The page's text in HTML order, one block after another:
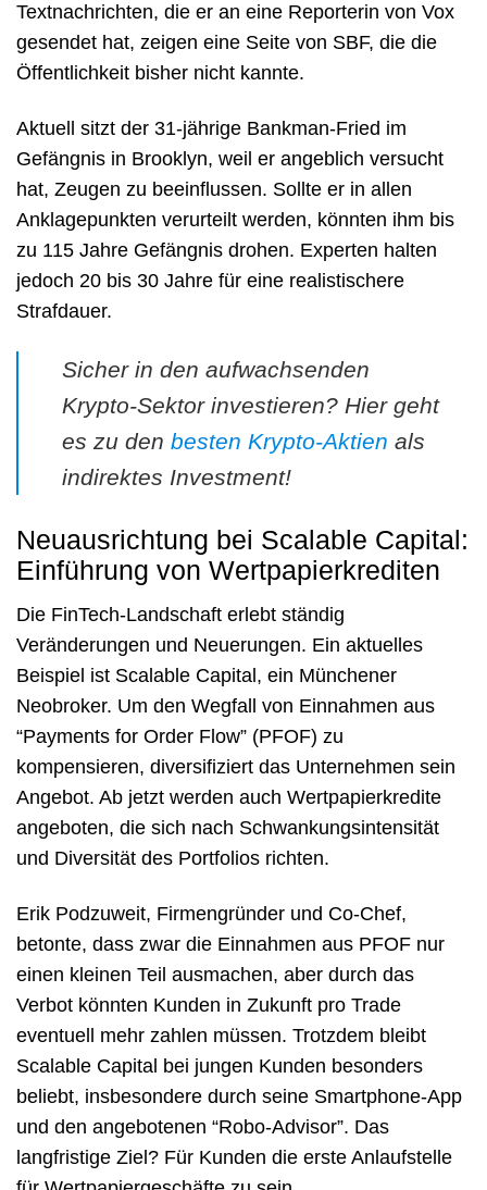
Textnachrichten, die er an eine Reporterin von Vox
gesendet hat, zeigen eine Seite von SBF, die die
Öffentlichkeit bisher nicht kannte.
Aktuell sitzt der 31-jährige Bankman-Fried im
Gefängnis in Brooklyn, weil er angeblich versucht
hat, Zeugen zu beeinflussen. Sollte er in allen
Anklagepunkten verurteilt werden, könnten ihm bis
zu 115 Jahre Gefängnis drohen. Experten halten
jedoch 20 bis 30 Jahre für eine realistischere
Strafdauer.
Sicher in den aufwachsenden
Krypto-Sektor investieren? Hier geht
es zu den besten Krypto-Aktien als
indirektes Investment!
Neuausrichtung bei Scalable Capital:
Einführung von Wertpapierkrediten
Die FinTech-Landschaft erlebt ständig
Veränderungen und Neuerungen. Ein aktuelles
Beispiel ist Scalable Capital, ein Münchener
Neobroker. Um den Wegfall von Einnahmen aus
“Payments for Order Flow” (PFOF) zu
kompensieren, diversifiziert das Unternehmen sein
Angebot. Ab jetzt werden auch Wertpapierkredite
angeboten, die sich nach Schwankungsintensität
und Diversität des Portfolios richten.
Erik Podzuweit, Firmengründer und Co-Chef,
betonte, dass zwar die Einnahmen aus PFOF nur
einen kleinen Teil ausmachen, aber durch das
Verbot könnten Kunden in Zukunft pro Trade
eventuell mehr zahlen müssen. Trotzdem bleibt
Scalable Capital bei jungen Kunden besonders
beliebt, insbesondere durch seine Smartphone-App
und den angebotenen “Robo-Advisor”. Das
langfristige Ziel? Für Kunden die erste Anlaufstelle